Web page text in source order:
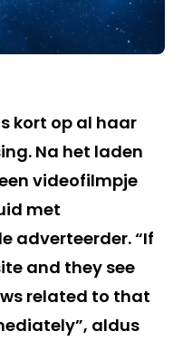
kort op al haar
Na het laden
videofilmpje
met
adverteerder. “If
and they see
related to that
aldus